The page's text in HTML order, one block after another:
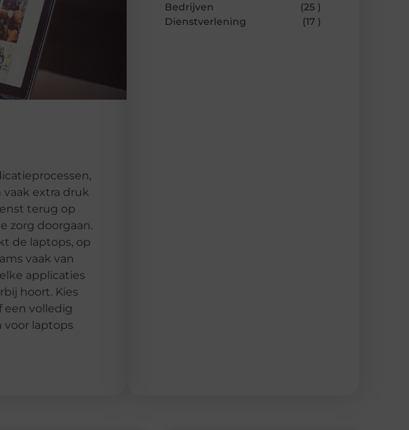
extra druk
terug op
zorg doorgaan.
de laptops, op
vaak van
applicaties
hoort. Kies
een volledig
voor laptops
Bedrijven
(25 )
Dienstverlening
(17 )